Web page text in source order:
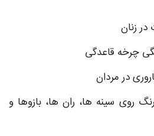
زنان
چرخه قاعدگی
در مردان
روی سینه ها، ران ها، بازوها و